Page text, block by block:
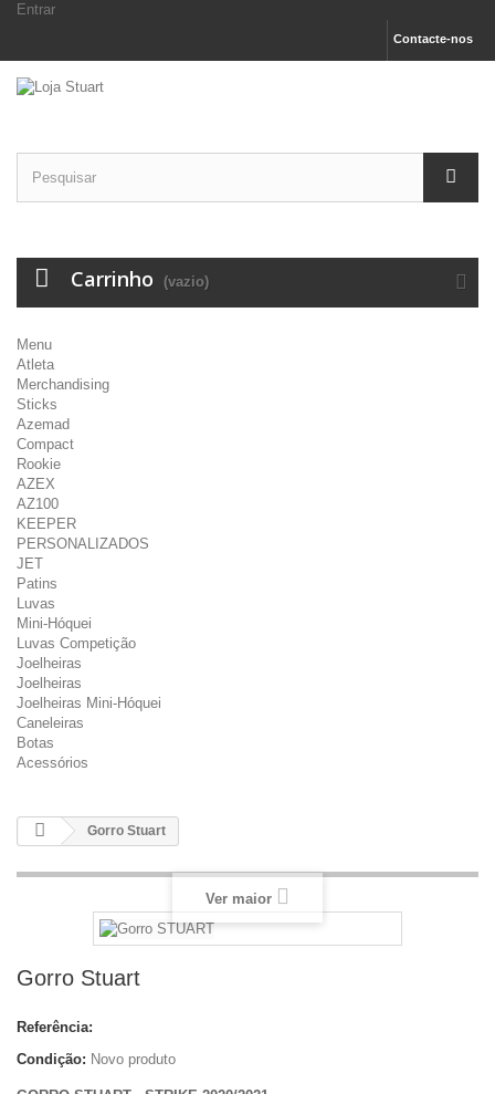
Entrar
Contacte-nos
Carrinho (vazio)
Menu
Atleta
Merchandising
Sticks
Azemad
Compact
Rookie
AZEX
AZ100
KEEPER
PERSONALIZADOS
JET
Patins
Luvas
Mini-Hóquei
Luvas Competição
Joelheiras
Joelheiras
Joelheiras Mini-Hóquei
Caneleiras
Botas
Acessórios
Gorro Stuart
Ver maior
Gorro Stuart
Referência:
Condição: Novo produto